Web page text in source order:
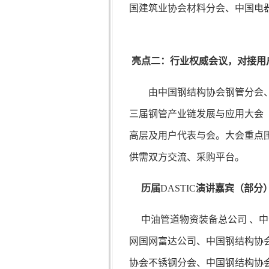
国建筑业协会材料分会、中国
亮点二：行业权威会议，对接用
由中国钢结构协会钢管分会
三届钢管产业链发展与应用大会
高层及用户代表与会。大会重点
供需双方交流、采购平台。
历届DASTIC演讲嘉宾（部分
中油管道物资装备总公司 、
网国网富达公司、中国钢结构协
协会不锈钢分会、中国钢结构协